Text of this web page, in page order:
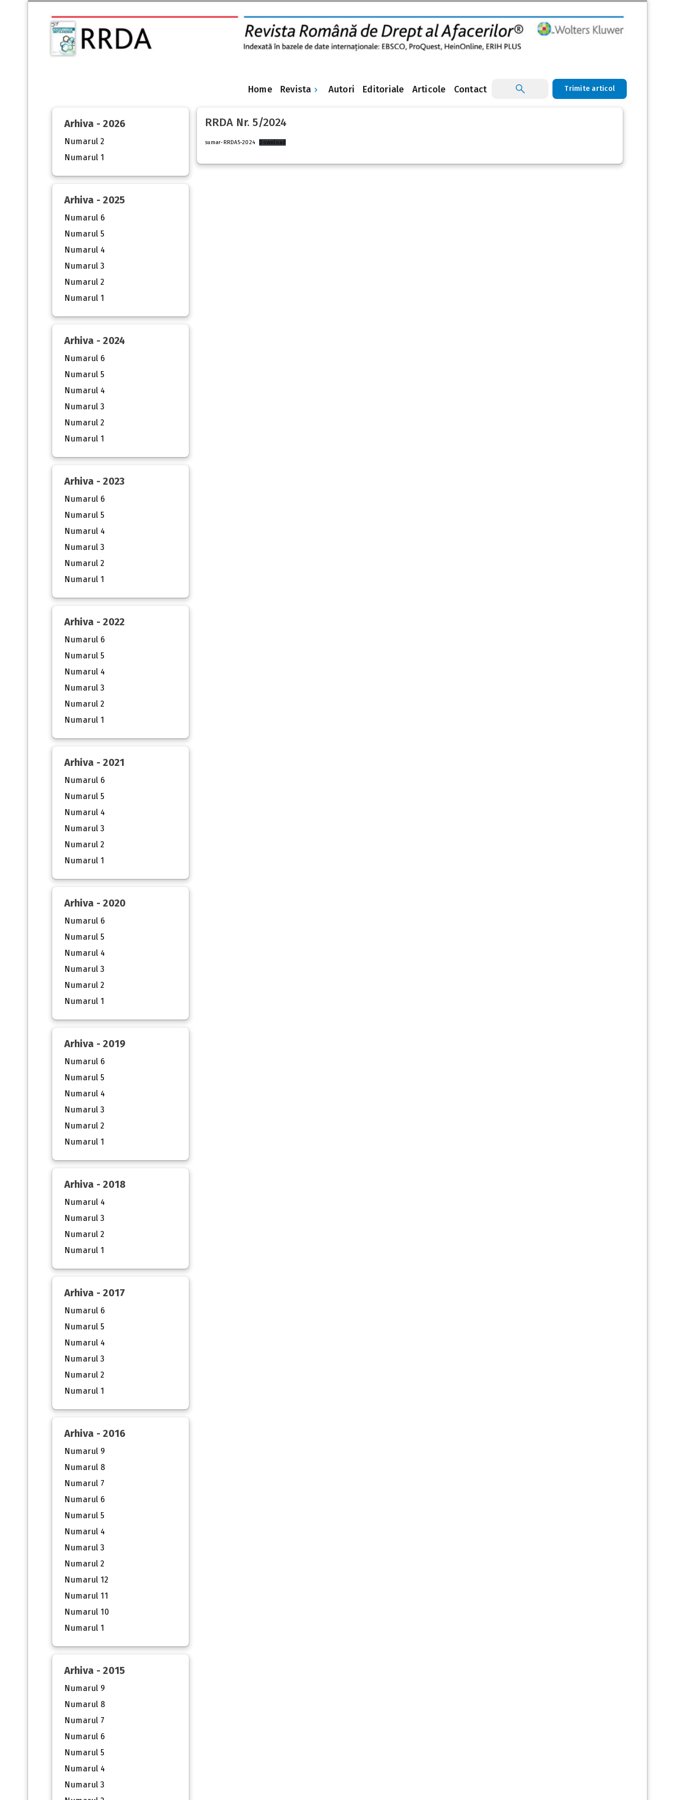
Home Revista Autori Editoriale Articole Contact Trimite articol
Arhiva - 2026
Numarul 2
Numarul 1
Arhiva - 2025
Numarul 6
Numarul 5
Numarul 4
Numarul 3
Numarul 2
Numarul 1
Arhiva - 2024
Numarul 6
Numarul 5
Numarul 4
Numarul 3
Numarul 2
Numarul 1
Arhiva - 2023
Numarul 6
Numarul 5
Numarul 4
Numarul 3
Numarul 2
Numarul 1
Arhiva - 2022
Numarul 6
Numarul 5
Numarul 4
Numarul 3
Numarul 2
Numarul 1
Arhiva - 2021
Numarul 6
Numarul 5
Numarul 4
Numarul 3
Numarul 2
Numarul 1
Arhiva - 2020
Numarul 6
Numarul 5
Numarul 4
Numarul 3
Numarul 2
Numarul 1
Arhiva - 2019
Numarul 6
Numarul 5
Numarul 4
Numarul 3
Numarul 2
Numarul 1
Arhiva - 2018
Numarul 4
Numarul 3
Numarul 2
Numarul 1
Arhiva - 2017
Numarul 6
Numarul 5
Numarul 4
Numarul 3
Numarul 2
Numarul 1
Arhiva - 2016
Numarul 9
Numarul 8
Numarul 7
Numarul 6
Numarul 5
Numarul 4
Numarul 3
Numarul 2
Numarul 12
Numarul 11
Numarul 10
Numarul 1
Arhiva - 2015
Numarul 9
Numarul 8
Numarul 7
Numarul 6
Numarul 5
Numarul 4
Numarul 3
RRDA Nr. 5/2024
sumar-RRDA5-2024 Download